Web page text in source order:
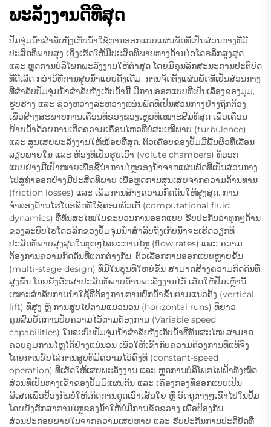
ພະລັງງານດີທີ່ສຸດ
ປັ້ມຈຸ່ມນ້ຳສຳລັບຖັງເກັບນ້ຳໃຊ້ການອອກແບບແຜ່ນພັດທີ່ເປັນສ່ວນກາງທີ່ມີ
ປະສິດທິພາບສູງ ເຊິ່ງເຮັດໃຫ້ມີປະສິດທິພາບທາງດ້ານໄຮໂດຣລິກສູງສຸດ
ແລະ ຫຼຸດການບໍລິໂພກພະລັງງານໃຫ້ຕ່ຳສຸດ ໂດຍມີຄຸນລັກສະນະການປະຕິບັດ
ທີ່ດີເລີດ ກວ່າວິທີການສູບນ້ຳແບບດັ້ງເດີມ. ການຈັດຕັ້ງແຜ່ນພັດທີ່ເປັນສ່ວນກາງ
ທີ່ສຳລັບປັ້ມຈຸ່ມນ້ຳສຳລັບຖັງເກັບນ້ຳນີ້ ມີການອອກແບບທີ່ເປັນເລື່ອງຂອງມຸມ,
ຮູບຮ່າງ ແລະ ຊ່ອງຫວ່າງລະຫວ່າງແຜ່ນພັດທີ່ເປັນສ່ວນກາງຢ່າງຖືກຕ້ອງ
ເພື່ອສ້າງສະພາບການເຄື່ອນທີ່ຂອງຂອງເຫຼວທີ່ເໝາະສົມທີ່ສຸດ ເພື່ອເຄື່ອນ
ຍ້າຍນ້ຳດ້ວຍການເກີດຄວາມເຄື່ອນໄຫວທີ່ບໍ່ສະເໝີພາບ (turbulence)
ແລະ ສູນເສຍພະລັງງານໃຫ້ໜ້ອຍທີ່ສຸດ. ຕົວເຄືອບຂອງປັ້ມມີພື້ນຜິວທີ່ເລືອນ
ລຽບພາຍໃນ ແລະ ຫ້ອງທີ່ເປັນຮູບເວົ້າ (volute chambers) ທີ່ອອກ
ແບບຢ່າງມີເປົ້າໝາຍເພື່ອຊີ້ນຳການໄຫຼຂອງນ້ຳຈາກແຜ່ນພັດທີ່ເປັນສ່ວນກາງ
ໄປສູ່ທ່າອອກຢ່າງມີປະສິດທິພາບ ເພື່ອຫຼຸດການສູນເສຍຈາກຄວາມຕ້ານທານ
(friction losses) ແລະ ເພີ່ມການສ້າງຄວາມກົດດັນໃຫ້ສູງສຸດ. ການ
ຈຳລອງດ້ານໄຮໂດຣລິກທີ່ໃຊ້ຄອມພິວເຕີ້ (computational fluid
dynamics) ທີ່ທັນສະໄໝໃນຂະບວນການອອກແບບ ຮັບປະກັນວ່າທຸກໆດ້ານ
ຂອງລະບົບໄຮໂດຣລິກຂອງປັ້ມຈຸ່ມນ້ຳສຳລັບຖັງເກັບນ້ຳຈະເຮັດວຽກທີ່
ປະສິດທິພາບສູງສຸດໃນທຸກໆໄລຍະການໄຫຼ (flow rates) ແລະ ຄວາມ
ຕ້ອງການຄວາມກົດດັນທີ່ແຕກຕ່າງກັນ. ຕົວເລືອກການອອກແບບຫຼາຍຂັ້ນ
(multi-stage design) ທີ່ມີໃນຮຸ່ນທີ່ໃຫຍ່ຂຶ້ນ ສາມາດສ້າງຄວາມກົດດັນທີ່
ສູງຂຶ້ນ ໂດຍຍັງຮັກສາປະສິດທິພາບດ້ານພະລັງງານໄວ້ ເຮັດໃຫ້ປັ້ມເຫຼົ່ານີ້
ເໝາະສຳລັບການນຳໃຊ້ທີ່ຕ້ອງການການຍົກນ້ຳຂຶ້ນຕາມແນວຕັ້ງ (vertical
lift) ທີ່ສູງ ຫຼື ການສູບໄປຕາມແນວນອນ (horizontal runs) ທີ່ຍາວ.
ຄຸນສົມບັດການປັບຄວາມໄວ້ຕາມຕ້ອງການ (Variable speed
capabilities) ໃນລະບົບປັ້ມຈຸ່ມນ້ຳສຳລັບຖັງເກັບນ້ຳທີ່ທັນສະໄໝ ສາມາດ
ຄວບຄຸມການໄຫຼໄດ້ຢ່າງແນ່ນອນ ເພື່ອໃຫ້ເຂົ້າກັບຄວາມຕ້ອງການທີ່ແທ້ຈິງ
ໂດຍການຂັບໄລ່ການສູບທີ່ມີຄວາມໄວ້ຄົງທີ່ (constant-speed
operation) ທີ່ເຮັດໃຫ້ເສຍພະລັງງານ ແລະ ຫຼຸດການບໍລິໂພກໄຟຟ້າທັງໝົດ.
ສ່ວນທີ່ເປັນທາງເຂົ້າຂອງປັ້ມມີແຜ່ນກັ້ນ ແລະ ເຄື່ອງກອງທີ່ອອກແບບເປັນ
ພິເສດເພື່ອປ້ອງກັນບໍ່ໃຫ້ເກີດການດູດເອົາເສັ້ນໃຍ ຫຼື ວັດຖຸຕ່າງໆເຂົ້າໄປໃນປັ້ມ
ໂດຍຍັງຮັກສາການໄຫຼຂອງນ້ຳໃຫ້ບໍ່ມີການຂັດຂວາງ ເພື່ອປ້ອງກັນ
ສ່ວນປະກອບພາຍໃນຈາກຄວາມເສຍຫາຍ ແລະ ຮັບປະກັນການປະຕິບັດທີ່